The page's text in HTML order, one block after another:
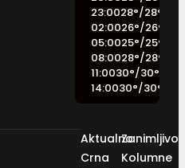
23:0028°/28°
02:0026°/26°
05:0025°/25°
08:0028°/28°
11:0030°/30°
14:0030°/30°
Aktualno
Crna
Kolumne